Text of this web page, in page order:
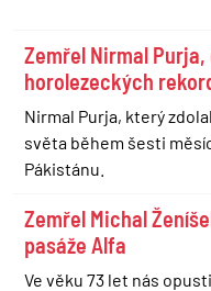
Zemřel Nirmal
horolezeckých
Nirmal Purja, který
světa během šesti
Pákistánu.
Zemřel Michal
pasáže Alfa
Ve věku 73 let nás